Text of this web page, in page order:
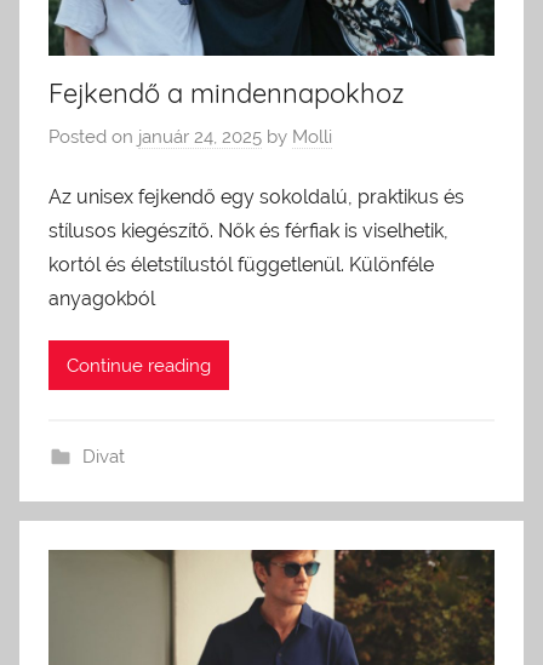
Fejkendő a mindennapokhoz
Posted on január 24, 2025 by Molli
Az unisex fejkendő egy sokoldalú, praktikus és
stílusos kiegészítő. Nők és férfiak is viselhetik,
kortól és életstílustól függetlenül. Különféle
anyagokból
Continue reading
Divat